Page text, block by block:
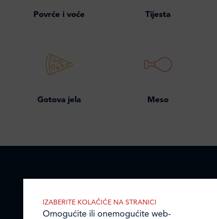
Povrće i voće Tijesta
Gotova jela Meso
LEDO PLUS D.O.O.
IZABERITE KOLAČIĆE NA STRANICI
Omogućite ili onemogućite web-